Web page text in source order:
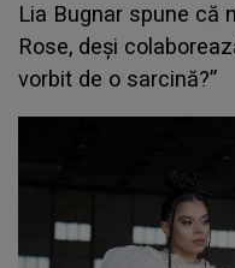
Lia Bugnar spune că
Rose, deși
vorbit de o sarcină?”